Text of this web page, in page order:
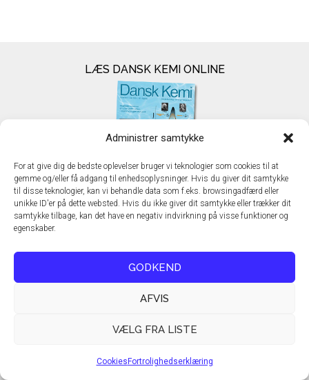
Administrer samtykke
For at give dig de bedste oplevelser bruger vi teknologier som cookies til at
gemme og/eller få adgang til enhedsoplysninger. Hvis du giver dit samtykke
til disse teknologier, kan vi behandle data som f.eks. browsingadfærd eller
unikke ID'er på dette websted. Hvis du ikke giver dit samtykke eller trækker dit
samtykke tilbage, kan det have en negativ indvirkning på visse funktioner og
egenskaber.
GODKEND
AFVIS
VÆLG FRA LISTE
Cookies Fortrolighedserklæring
LÆS DANSK KEMI ONLINE